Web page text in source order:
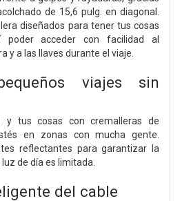
de 15,6 pulg. en diagonal.
diseñados para tener tus cosas
poder acceder con facilidad al
y a las llaves durante el viaje.
viajes sin
y tus cosas con cremalleras de
en zonas con mucha gente.
reflectantes para garantizar la
de día es limitada.
del cable